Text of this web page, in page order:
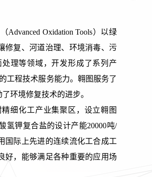
Oxidation Tools）以绿
修复、河道治理、环境消毒、污
理等领域，开发形成了系列产
工程技术服务能力。翱图服务了
环境修复技术的进步。
细化工产业集聚区，设立翱图
氢钾复合盐的设计产能20000吨/
国际上先进的连续流化工合成工
好，能够满足各种重要的应用场